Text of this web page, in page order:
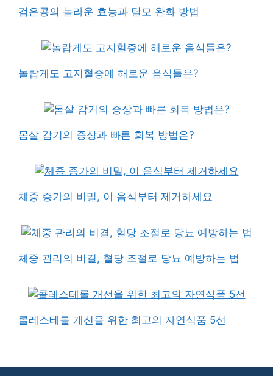
검은콩의 놀라운 효능과 탈모 완화 방법
놀랍게도 고지혈증에 해로운 음식들은?
몸살 감기의 증상과 빠른 회복 방법은?
체중 증가의 비밀, 이 음식부터 제거하세요
체중 관리의 비결, 혈당 조절로 당뇨 예방하는 법
콜레스테롤 개선을 위한 최고의 자연식품 5선